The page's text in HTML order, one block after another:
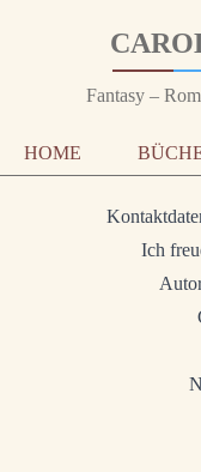
Fantasy –
HOME
Ich